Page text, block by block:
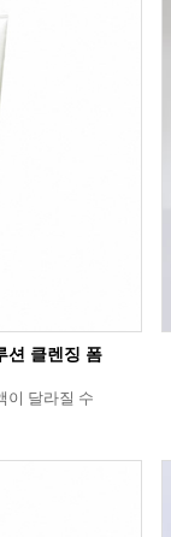
션 클렌징 폼
이 달라질 수